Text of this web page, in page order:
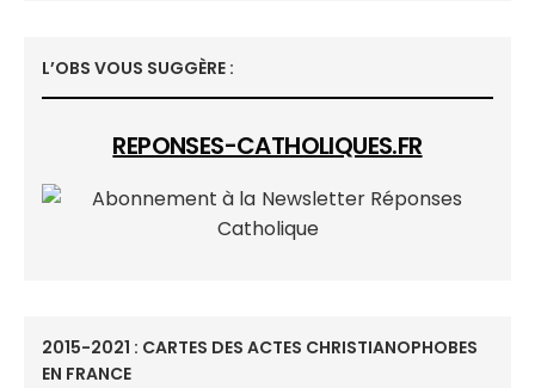
L’OBS VOUS SUGGÈRE :
REPONSES-CATHOLIQUES.FR
2015-2021 : CARTES DES ACTES CHRISTIANOPHOBES
EN FRANCE